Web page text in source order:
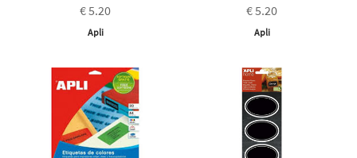
€ 5.20
Apli
€ 5.20
Apli